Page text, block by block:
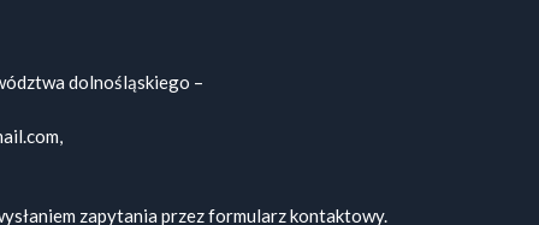
dolnośląskiego –
zapytania przez formularz kontaktowy.